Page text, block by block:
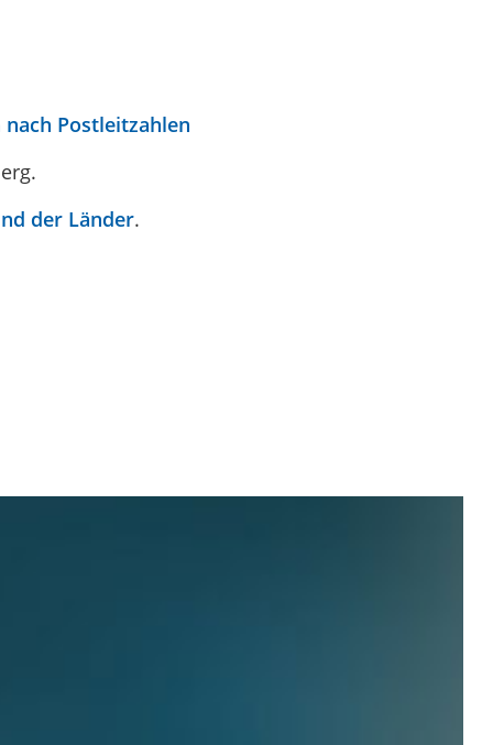
Postleitzahlen
der Länder.